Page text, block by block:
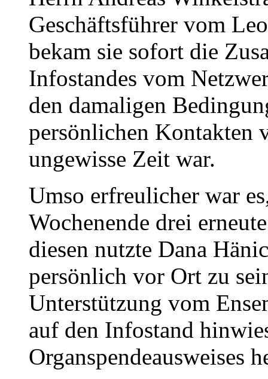
Geschäftsführer vom
bekam sie sofort die
Infostandes vom
den damaligen
persönlichen Kontakten
ungewisse Zeit war.
Umso erfreulicher war
Wochenende drei
diesen nutzte Dana
persönlich vor Ort zu
Unterstützung vom
auf den Infostand
Organspendeausweises